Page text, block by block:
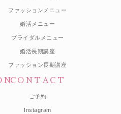
ファッションメニュー
婚活メニュー
ブライダルメニュー
婚活長期講座
ファッション長期講座
CONTACT
ご予約
Instagram